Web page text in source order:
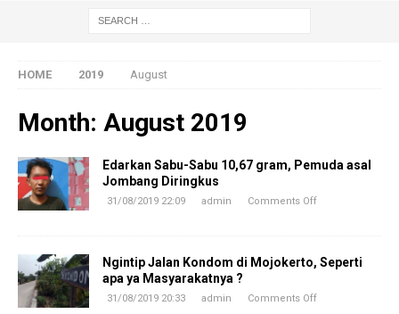
HOME 2019 August
Month: August 2019
Edarkan Sabu-Sabu 10,67 gram, Pemuda asal
Jombang Diringkus
31/08/2019 22:09 admin Comments Off
Ngintip Jalan Kondom di Mojokerto, Seperti
apa ya Masyarakatnya ?
31/08/2019 20:33 admin Comments Off